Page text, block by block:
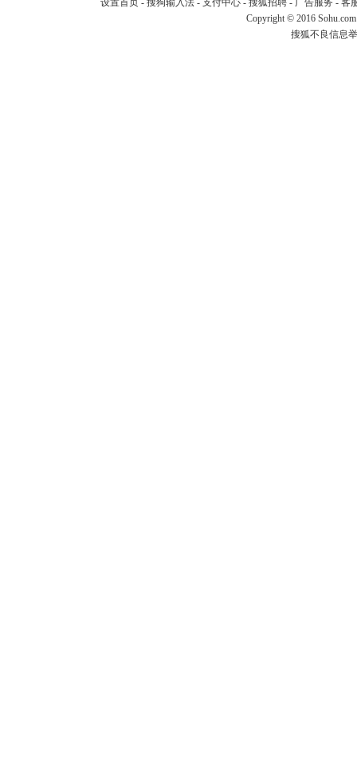
设置首页 - 搜狗输入法- 支付中心- 搜狐招聘- 广告服务 - 客
Copyright © 2016
搜狐不良信息